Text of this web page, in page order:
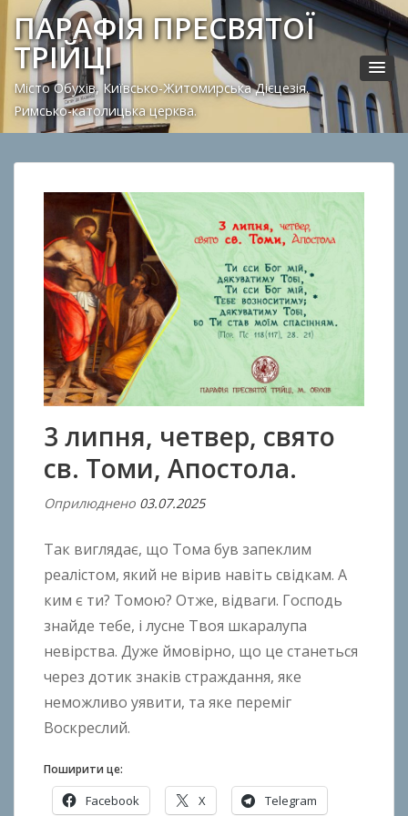
ПАРАФІЯ ПРЕСВЯТОЇ
ТРІЙЦІ
Місто Обухів, Київсько-Житомирська Дієцезія.
Римсько-католицька церква.
3 липня, четвер, свято
св. Томи, Апостола.
Оприлюднено 03.07.2025В
д
A
n
n
B
o
Так виглядає, що Тома був запеклим
реалістом, який не вірив навіть свідкам. А
ким є ти? Томою? Отже, відваги. Господь
знайде тебе, і лусне Твоя шкаралупа
невірства. Дуже ймовірно, що це станеться
через дотик знаків страждання, яке
неможливо уявити, та яке переміг
Воскреслий.
Поширити це:
Facebook X Telegram